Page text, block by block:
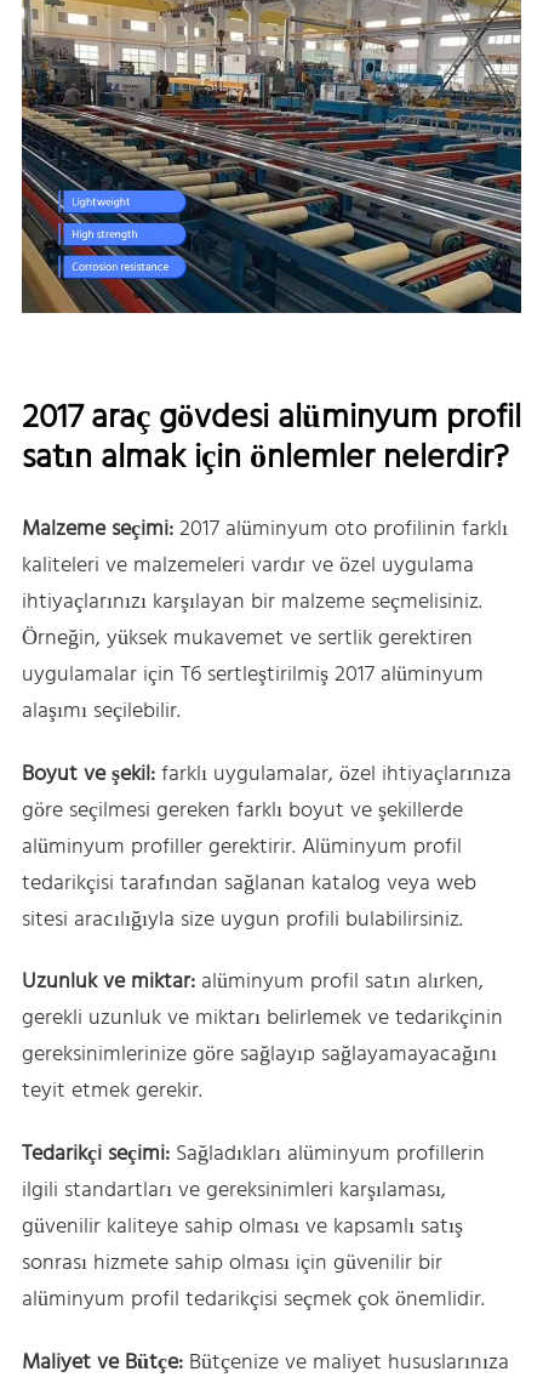
2017 araç gövdesi alüminyum profil
satın almak için önlemler nelerdir?
Malzeme seçimi:2017 alüminyum oto profilinin farklı
kaliteleri ve malzemeleri vardır ve özel uygulama
ihtiyaçlarınızı karşılayan bir malzeme seçmelisiniz.
Örneğin, yüksek mukavemet ve sertlik gerektiren
uygulamalar için T6 sertleştirilmiş 2017 alüminyum
alaşımı seçilebilir.
Boyut ve şekil:farklı uygulamalar, özel ihtiyaçlarınıza
göre seçilmesi gereken farklı boyut ve şekillerde
alüminyum profiller gerektirir. Alüminyum profil
tedarikçisi tarafından sağlanan katalog veya web
sitesi aracılığıyla size uygun profili bulabilirsiniz.
Uzunluk ve miktar: alüminyum profil satın alırken,
gerekli uzunluk ve miktarı belirlemek ve tedarikçinin
gereksinimlerinize göre sağlayıp sağlayamayacağını
teyit etmek gerekir.
Tedarikçi seçimi: Sağladıkları alüminyum profillerin
ilgili standartları ve gereksinimleri karşılaması,
güvenilir kaliteye sahip olması ve kapsamlı satış
sonrası hizmete sahip olması için güvenilir bir
alüminyum profil tedarikçisi seçmek çok önemlidir.
Maliyet ve Bütçe:Bütçenize ve maliyet hususlarınıza